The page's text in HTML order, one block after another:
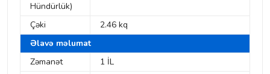
Hündürlük)
Çəki
2.46 kq
Əlavə məlumat
Zəmanət
1 İL